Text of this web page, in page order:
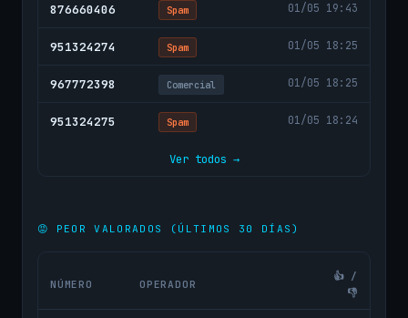
876660406 Spam 01/05 19:43
951324274 Spam 01/05 18:25
967772398 Comercial 01/05 18:25
951324275 Spam 01/05 18:24
Ver todos →
😡 PEOR VALORADOS (ÚLTIMOS 30 DÍAS)
NÚMERO OPERADOR
👍 /
👎